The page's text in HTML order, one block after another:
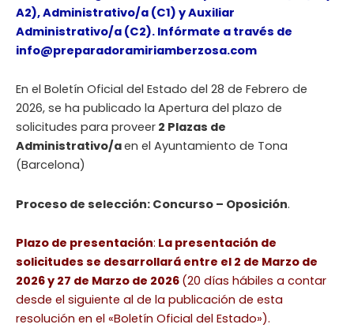
A2), Administrativo/a (C1) y Auxiliar
Administrativo/a (C2). Infórmate a través de
info@preparadoramiriamberzosa.com
En el Boletín Oficial del Estado del 28 de Febrero de
2026, se ha publicado la Apertura del plazo de
solicitudes para proveer 2 Plazas de
Administrativo/aen el Ayuntamiento de Tona
(Barcelona)
Proceso de selección: Concurso – Oposición.
Plazo de presentación: La presentación de
solicitudes se desarrollará entre el 2 de Marzo de
2026 y 27 de Marzo de 2026 (20 días hábiles a contar
desde el siguiente al de la publicación de esta
resolución en el «Boletín Oficial del Estado»).